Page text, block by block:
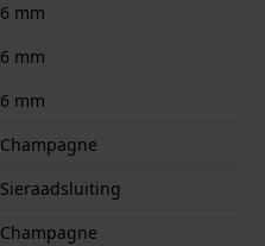
6 mm
6 mm
6 mm
Champagne
Sieraadsluiting
Champagne